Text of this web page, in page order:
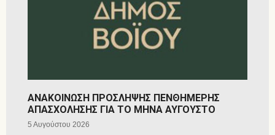
ΑΝΑΚΟΙΝΩΣΗ ΠΡΟΣΛΗΨΗΣ ΠΕΝΘΗΜΕΡΗΣ
ΑΠΑΣΧΟΛΗΣΗΣ ΓΙΑ ΤΟ ΜΗΝΑ ΑΥΓΟΥΣΤΟ
5 Αυγούστου 2026